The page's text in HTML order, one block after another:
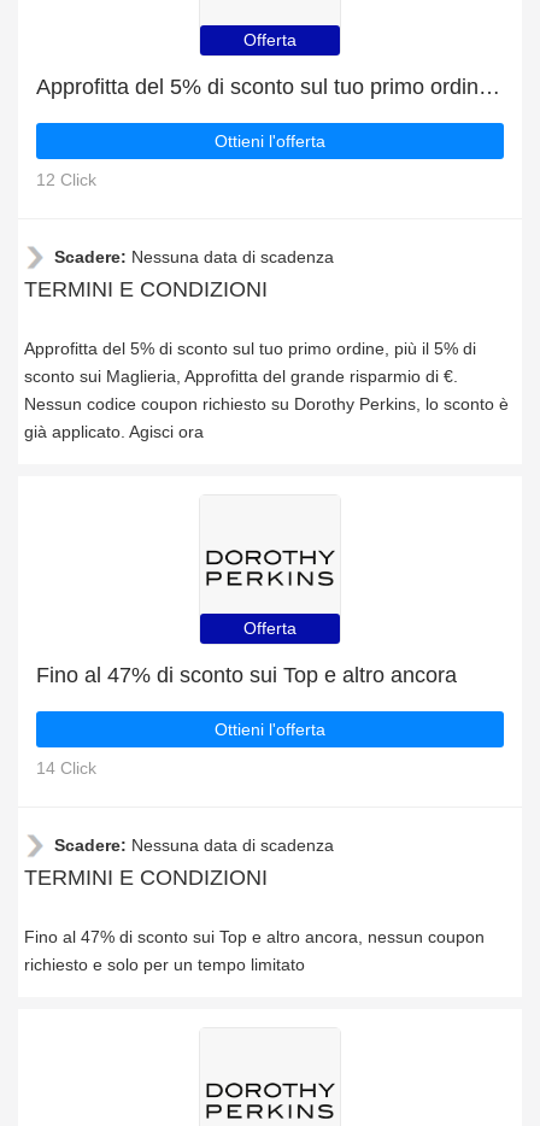
Offerta
Approfitta del 5% di sconto sul tuo primo ordine, più il 5% di sconto sui Maglieria
Ottieni l'offerta
12 Click
Scadere: Nessuna data di scadenza
TERMINI E CONDIZIONI
Approfitta del 5% di sconto sul tuo primo ordine, più il 5% di
sconto sui Maglieria, Approfitta del grande risparmio di €.
Nessun codice coupon richiesto su Dorothy Perkins, lo sconto è
già applicato. Agisci ora
Offerta
Fino al 47% di sconto sui Top e altro ancora
Ottieni l'offerta
14 Click
Scadere: Nessuna data di scadenza
TERMINI E CONDIZIONI
Fino al 47% di sconto sui Top e altro ancora, nessun coupon
richiesto e solo per un tempo limitato